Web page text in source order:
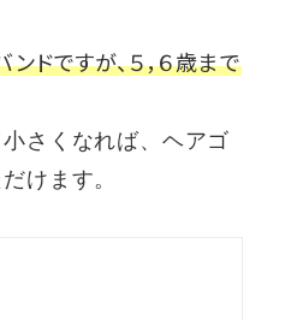
ドですが、５，６歳まで
さくなれば、ヘアゴ
けます。